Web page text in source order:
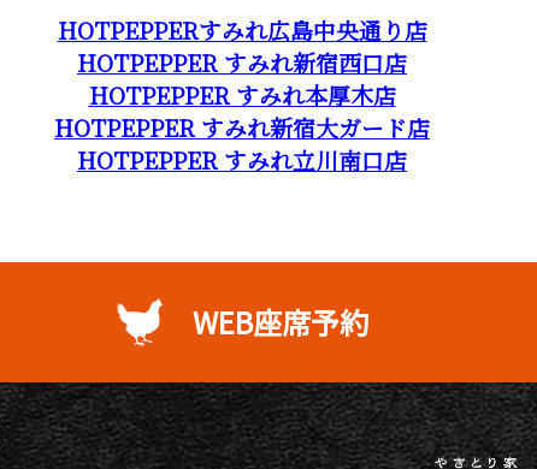
HOTPEPPERすみれ広島中央通り店
HOTPEPPER すみれ新宿西口店
HOTPEPPER すみれ本厚木店
HOTPEPPER すみれ新宿大ガード店
HOTPEPPER すみれ立川南口店
WEB座席予約